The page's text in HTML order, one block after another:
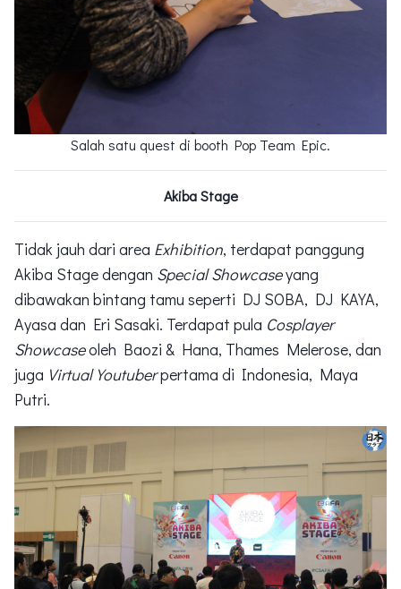
Salah satu quest di booth Pop Team Epic.
Akiba Stage
Tidak jauh dari area Exhibition, terdapat panggung
Akiba Stage dengan Special Showcaseyang
dibawakan bintang tamu seperti DJ SOBA, DJ KAYA,
Ayasa dan Eri Sasaki. Terdapat pula Cosplayer
Showcaseoleh Baozi & Hana, Thames Melerose, dan
juga Virtual Youtuberpertama di Indonesia, Maya
Putri.